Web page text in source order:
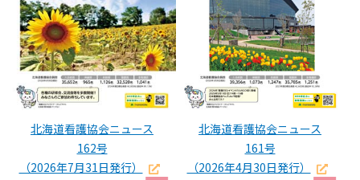
北海道看護協会ニュース
162号
（2026年7月31日発行）
北海道看護協会ニュース
161号
（2026年4月30日発行）